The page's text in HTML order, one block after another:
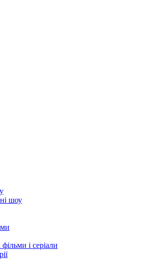
шоу
фільми і серіали